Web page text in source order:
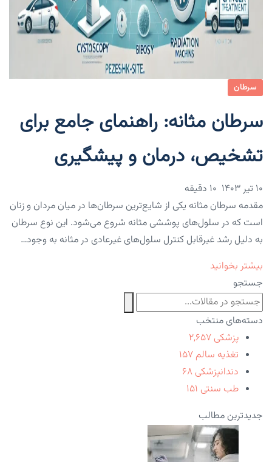
سرطان
سرطان مثانه: راهنمای جامع برای
تشخیص، درمان و پیشگیری
۱۰ تیر ۱۴۰۳
مقدمه سرطان مثانه یکی از شایع‌ترین سرطان‌ها در میان مردان و زنان
است که در سلول‌های پوششی مثانه شروع می‌شود. این نوع سرطان
به دلیل رشد غیرقابل کنترل سلول‌های غیرعادی در مثانه به وجود…
بیشتر بخوانید
جستجو
دسته‌های منتخب
پزشکی ۲,۶۵۷
تغذیه سالم ۱۵۷
دندانپزشکی ۶۸
طب سنتی ۱۵۱
جدیدترین مطالب